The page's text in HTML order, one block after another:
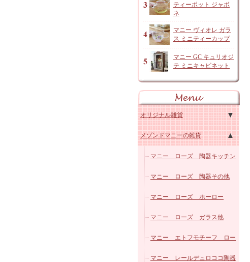
ティーポット ジャボ
ネ
マニー ヴィオレ ガラ
ス ミニティーカップ
マニー GC キュリオジ
テ ミニキャビネット
オリジナル雑貨
アンジャルダンロゼ
オリジナルコットン雑貨
レースドイリーなど
パッチワークシリーズ
カフェカーテン
ヴィクトリアシリーズ
ローズ柄カットクロス
メゾンドマニーの雑貨
マニー ローズ 陶器キッチン
マニー ローズ 陶器その他
マニー ローズ ホーロー
マニー ローズ ガラス他
マニー エトフモチーフ ロー
ズ
マニー レールデュロココ陶器